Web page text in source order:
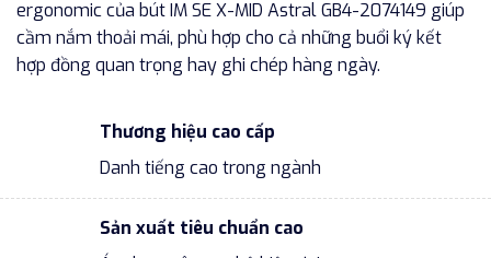
ergonomic của bút IM SE X-MID Astral GB4-2074149 giúp
cầm nắm thoải mái, phù hợp cho cả những buổi ký kết
hợp đồng quan trọng hay ghi chép hàng ngày.
Thương hiệu cao cấp
Danh tiếng cao trong ngành
Sản xuất tiêu chuẩn cao